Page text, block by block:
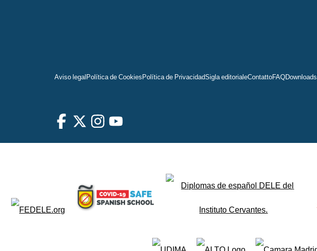
Aviso legalPolítica de CookiesPolítica de PrivacidadSigla editorialeContattoFAQDownloads